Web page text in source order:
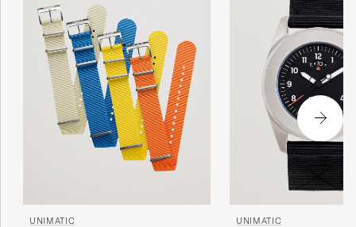
UNIMATIC UNIMATIC